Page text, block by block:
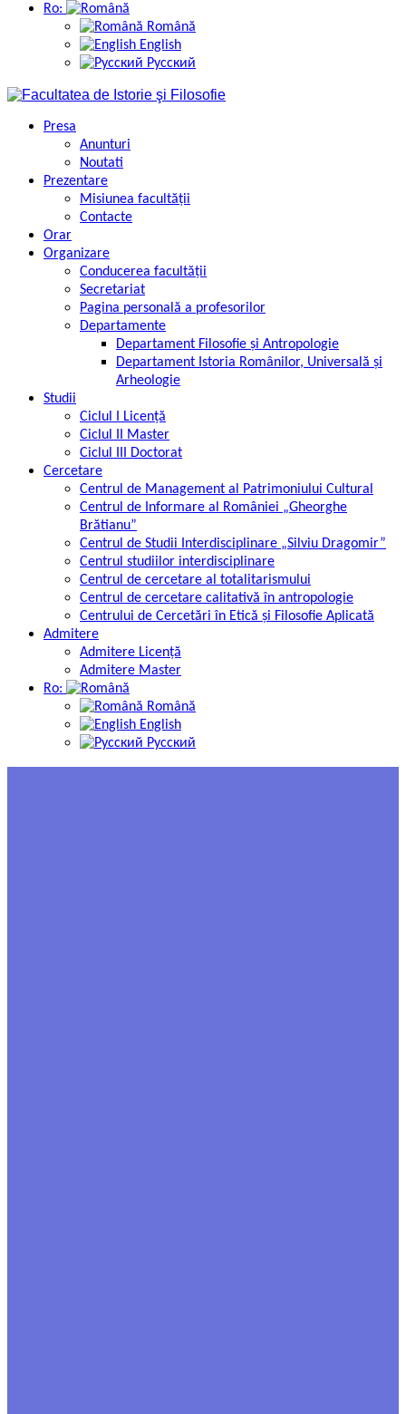
Ro:
Română
English
Русский
Presa
Anunturi
Noutati
Prezentare
Misiunea facultății
Contacte
Orar
Organizare
Conducerea facultății
Secretariat
Pagina personală a profesorilor
Departamente
Departament Filosofie şi Antropologie
Departament Istoria Românilor, Universală şi
Arheologie
Studii
Ciclul I Licență
Ciclul II Master
Ciclul III Doctorat
Cercetare
Centrul de Management al Patrimoniului Cultural
Centrul de Informare al României „Gheorghe
Brătianu”
Centrul de Studii Interdisciplinare „Silviu Dragomir”
Centrul studiilor interdisciplinare
Centrul de cercetare al totalitarismului
Centrul de cercetare calitativă în antropologie
Centrului de Cercetări în Etică și Filosofie Aplicată
Admitere
Admitere Licență
Admitere Master
Ro:
Română
English
Русский